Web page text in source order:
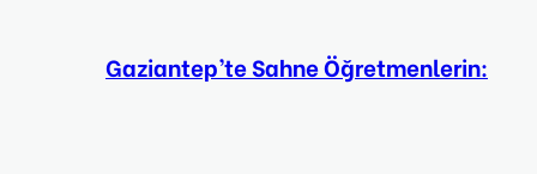
Gaziantep’te Sahne Öğretmenlerin: